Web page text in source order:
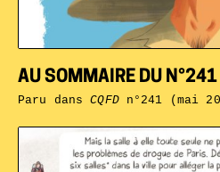
AU SOMMAIRE DU
Paru dansCQFDn°241 (mai